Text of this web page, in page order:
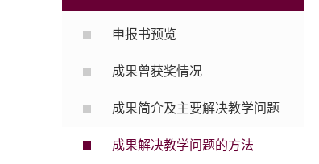
申报书预览
成果曾获奖情况
成果简介及主要解决教学问题
成果解决教学问题的方法